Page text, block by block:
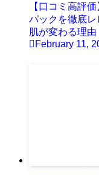
【口コミ高評
パックを徹底
肌が変わる理由
February 11,